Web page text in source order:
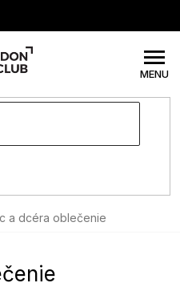
a dcéra oblečenie